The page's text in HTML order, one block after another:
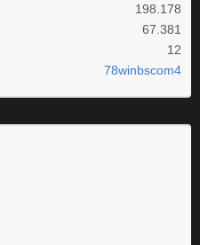
198.178
67.381
12
78winbscom4